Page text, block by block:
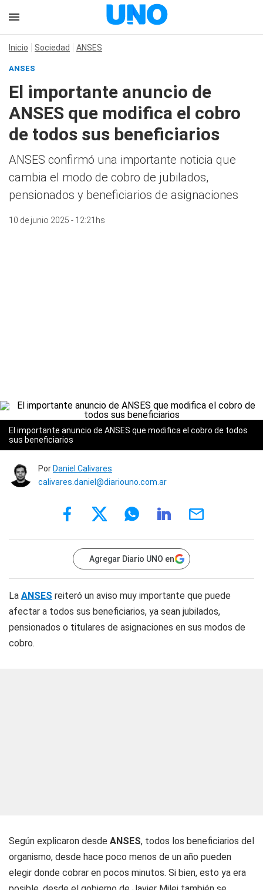
Inicio Sociedad ANSES
ANSES
El importante anuncio de
ANSES que modifica el cobro
de todos sus beneficiarios
ANSES confirmó una importante noticia que
cambia el modo de cobro de jubilados,
pensionados y beneficiarios de asignaciones
10 de junio 2025 - 12:21hs
El importante anuncio de ANSES que modifica el cobro de todos
sus beneficiarios
Por Daniel Calivares
calivares.daniel@diariouno.com.ar
Agregar Diario UNO en
La ANSES reiteró un aviso muy importante que puede
afectar a todos sus beneficiarios, ya sean jubilados,
pensionados o titulares de asignaciones en sus modos de
cobro.
Según explicaron desde ANSES, todos los beneficiarios del
organismo, desde hace poco menos de un año pueden
elegir donde cobrar en pocos minutos. Si bien, esto ya era